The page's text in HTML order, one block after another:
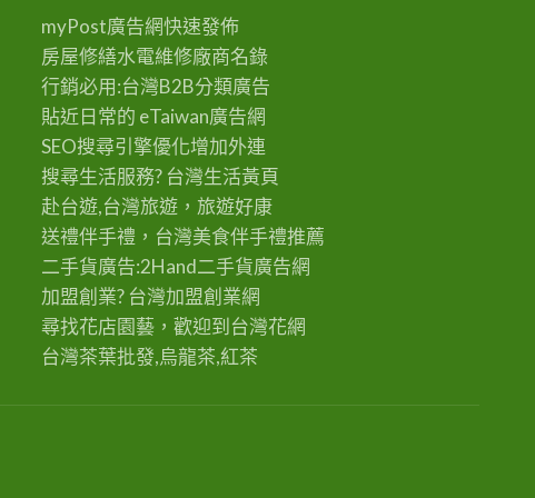
myPost廣告網快速發佈
房屋修繕水電維修廠商名錄
行銷必用:台灣B2B分類廣告
貼近日常的 eTaiwan廣告網
SEO搜尋引擎優化增加外連
搜尋生活服務? 台灣生活黃頁
赴台遊,台灣旅遊 ，旅遊好康
送禮伴手禮，台灣美食伴手禮推薦
二手貨廣告:2Hand二手貨廣告網
加盟創業? 台灣加盟創業網
尋找花店園藝，歡迎到 台灣花網
台灣茶葉批發,烏龍茶,紅茶